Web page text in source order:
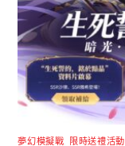
夢幻模擬戰 限時送禮活動